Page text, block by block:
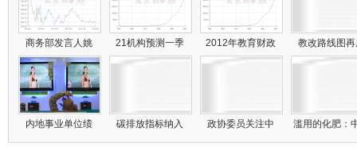
商务部发言人姚 21机构预测一季 2012年教育财政 教改路线图
内地事业单位绩 碳排放指标纳入 政协委员关注中 滥用的化肥：